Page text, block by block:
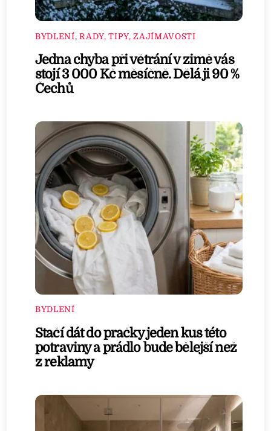
BYDLENÍ,RADY, TIPY, ZAJÍMAVOSTI
Jedna chyba při větrání v zimě vás
stojí 3 000 Kč měsíčně. Dělá ji 90 %
Čechů
BYDLENÍ
Stačí dát do pračky jeden kus této
potraviny a prádlo bude bělejší než
z reklamy